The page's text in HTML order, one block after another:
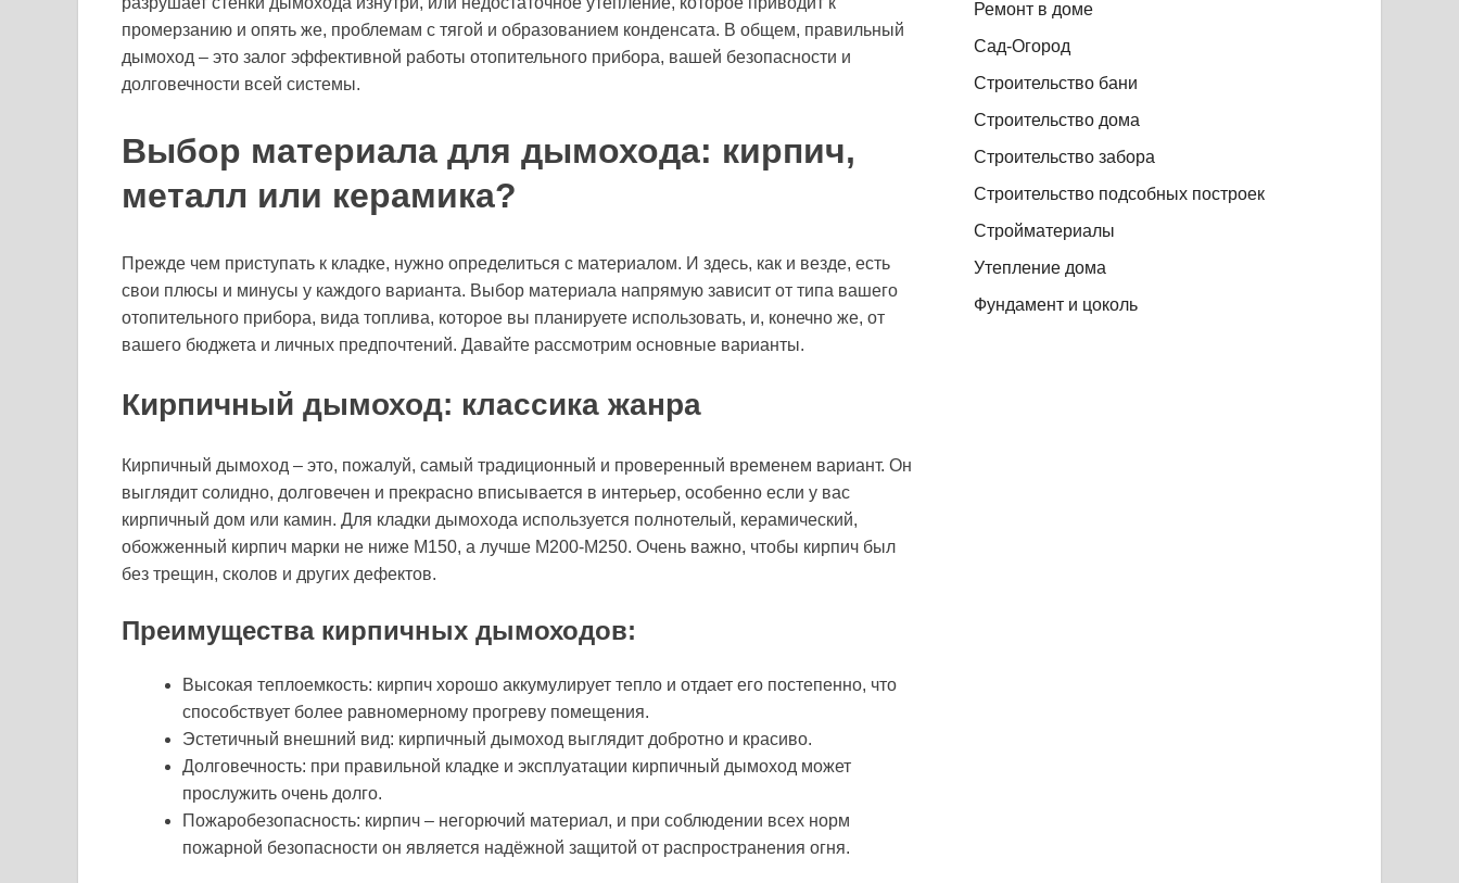
промерзанию и опять же, проблемам с тягой и образованием конденсата. В общем, правильный
дымоход – это залог эффективной работы отопительного прибора, вашей безопасности и
долговечности всей системы.
Выбор материала для дымохода: кирпич,
металл или керамика?
Прежде чем приступать к кладке, нужно определиться с материалом. И здесь, как и везде, есть
свои плюсы и минусы у каждого варианта. Выбор материала напрямую зависит от типа вашего
отопительного прибора, вида топлива, которое вы планируете использовать, и, конечно же, от
вашего бюджета и личных предпочтений. Давайте рассмотрим основные варианты.
Кирпичный дымоход: классика жанра
Кирпичный дымоход – это, пожалуй, самый традиционный и проверенный временем вариант. Он
выглядит солидно, долговечен и прекрасно вписывается в интерьер, особенно если у вас
кирпичный дом или камин. Для кладки дымохода используется полнотелый, керамический,
обожженный кирпич марки не ниже М150, а лучше М200-М250. Очень важно, чтобы кирпич был
без трещин, сколов и других дефектов.
Преимущества кирпичных дымоходов:
Высокая теплоемкость: кирпич хорошо аккумулирует тепло и отдает его постепенно, что
способствует более равномерному прогреву помещения.
Эстетичный внешний вид: кирпичный дымоход выглядит добротно и красиво.
Долговечность: при правильной кладке и эксплуатации кирпичный дымоход может
прослужить очень долго.
Пожаробезопасность: кирпич – негорючий материал, и при соблюдении всех норм
пожарной безопасности он является надёжной защитой от распространения огня.
Ремонт в доме
Сад-Огород
Строительство бани
Строительство дома
Строительство забора
Строительство подсобных построек
Стройматериалы
Утепление дома
Фундамент и цоколь